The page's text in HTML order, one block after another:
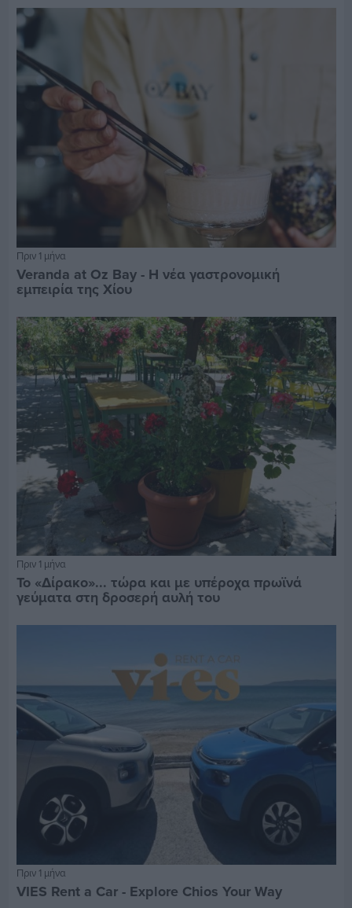
Πριν 1 μήνα
Veranda at Oz Bay - Η νέα γαστρονομική
εμπειρία της Χίου
Πριν 1 μήνα
Το «Δίρακο»... τώρα και με υπέροχα πρωϊνά
γεύματα στη δροσερή αυλή του
Πριν 1 μήνα
VIES Rent a Car - Explore Chios Your Way